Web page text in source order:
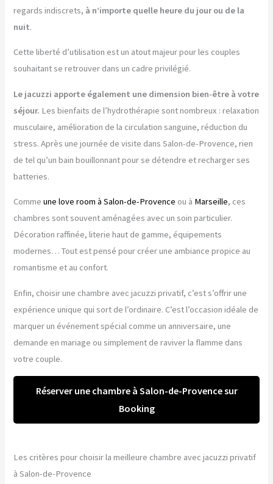
regards indiscrets, à n’importe quelle heure du jour ou de la
nuit.
Cette liberté d’utilisation est un atout majeur pour les couples
souhaitant se retrouver dans un cadre privilégié.
Le jacuzzi apporte également une dimension bien-être à votre
séjour. Les bienfaits de l’hydrothérapie sont nombreux : relaxation
musculaire, amélioration de la circulation sanguine, réduction du
stress. Après une journée de visite dans Salon-de-Provence, rien
de tel qu’un bain bouillonnant pour se détendre et recharger ses
batteries.
Comme une love room à Salon-de-Provence ou à Marseille, ces
chambres sont souvent aménagées avec un soin particulier.
Décoration raffinée, literie haut de gamme, équipements
modernes… Tout est pensé pour créer une ambiance propice au
romantisme et au confort.
Enfin, choisir une chambre avec jacuzzi privatif, c’est s’offrir une
expérience unique qui sort de l’ordinaire. C’est l’occasion idéale de
marquer un événement spécial comme un anniversaire, une
demande en mariage ou simplement de raviver la flamme dans
votre couple.
Réserver une chambre à Salon-de-Provence sur
Booking
Les critères pour choisir la meilleure chambre avec jacuzzi privatif
à Salon-de-Provence